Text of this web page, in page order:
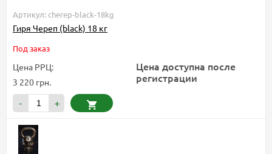
Артикул: cherep-black-18kg
Гиря Череп (black) 18 кг
Под заказ
Цена РРЦ:
3 220 грн.
Цена доступна после
регистрации
- +